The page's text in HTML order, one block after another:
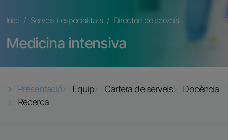
Fil d'ariadna
Inici Serveis i especialitats Directori de serveis
Medicina intensiva
Presentació Equip Cartera de serveis
Docència
Recerca